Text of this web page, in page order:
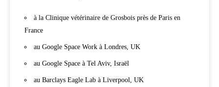
à la Clinique vétérinaire de Grosbois près de Paris en
France
au Google Space Work à Londres, UK
au Google Space à Tel Aviv, Israël
au Barclays Eagle Lab à Liverpool, UK